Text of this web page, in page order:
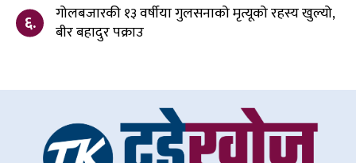
६.
गोलबजारकी १३ वर्षीया गुलसनाको मृत्यूको रहस्य खुल्यो,
बीर बहादुर पक्राउ